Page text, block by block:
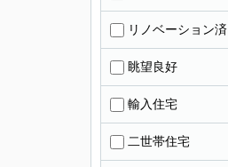
リノベーション済
眺望良好
輸入住宅
二世帯住宅